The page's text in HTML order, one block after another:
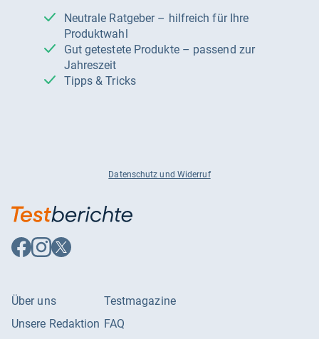
Neutrale Ratgeber – hilfreich für Ihre
Produktwahl
Gut getestete Produkte – passend zur
Jahreszeit
Tipps & Tricks
Datenschutz und Widerruf
Auf
Facebook
Auf
Instagram
Auf
X
Über uns
Unsere Redaktion
Testmagazine
FAQ